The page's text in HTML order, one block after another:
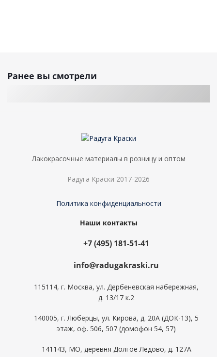
Ранее вы смотрели
Лакокрасочные материалы в розницу и оптом
Радуга Краски 2017-2026
Политика конфиденциальности
Наши контакты
+7 (495) 181-51-41
info@radugakraski.ru
115114, г. Москва, ул. Дербеневская набережная,
д. 13/17 к.2
140005, г. Люберцы, ул. Кирова, д. 20А (ДОК-13), 5
этаж, оф. 506, 507 (домофон 54, 57)
141143, МО, деревня Долгое Ледово, д. 127А